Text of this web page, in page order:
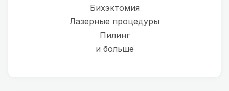
Бихэктомия
Лазерные процедуры
Пилинг
и больше